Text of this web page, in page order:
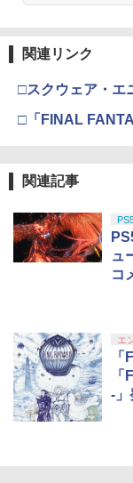
関連リンク
□スクウェア・エ
□「FINAL
関連記事
ュ
コ
エ
-」